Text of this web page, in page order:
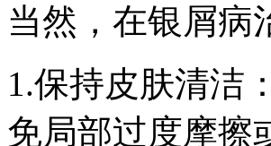
当然，在银屑病
1.保持皮肤清洁
免局部过度摩擦